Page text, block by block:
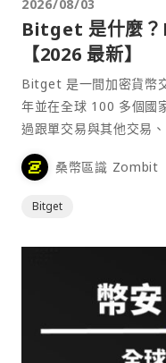
2026/08/03
Bitget 是什麼
【2026 最新】
Bitget 是一間加密貨幣
年並在全球 100 多個國
過跟單交易與其他交易
桑幣區識 Zombit
Bitget